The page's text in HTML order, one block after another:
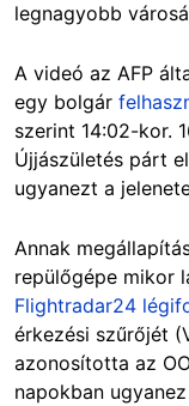
legnagyobb
A videó az AFP
egy bolgár
szerint 14:02-kor.
Újjászületés párt
ugyanezt a
Annak
repülőgépe mikor
Flightradar24
érkezési szűrőjét
azonosította az
napokban